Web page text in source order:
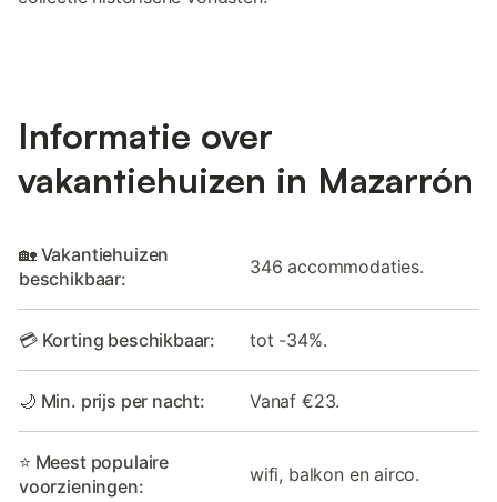
Informatie over
vakantiehuizen in Mazarrón
🏡 Vakantiehuizen
beschikbaar:
346 accommodaties.
💳 Korting beschikbaar: tot -34%.
🌙 Min. prijs per nacht: Vanaf €23.
⭐ Meest populaire
voorzieningen:
wifi, balkon en airco.